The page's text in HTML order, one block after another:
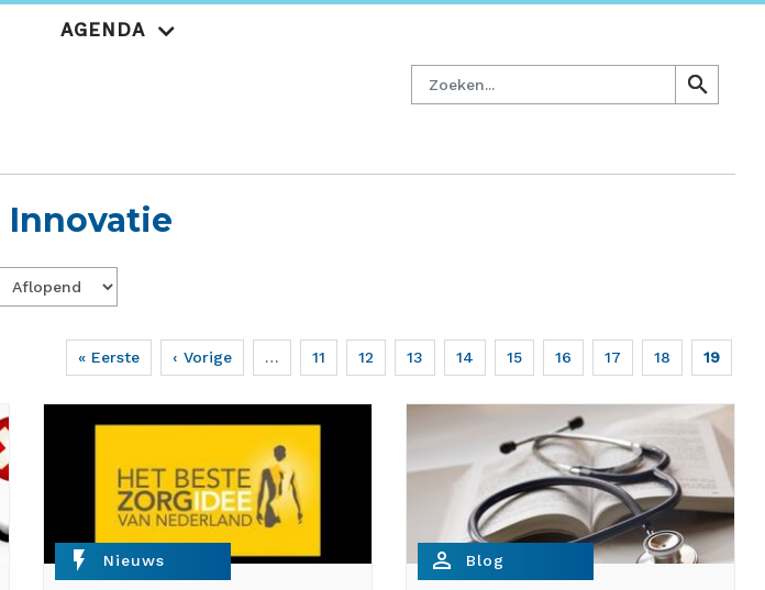
Zoeken
search
search
AGENDA
Innovatie
Eerste
pagina
« Eerste
Vorige
pagina
‹ Vorige … Page
11 Page
12 Page
13 Page
14 Page
15 Page
16 Page
17 Page
18
Huidige
pagina
19
flash_on Nieuws person_outline Blog